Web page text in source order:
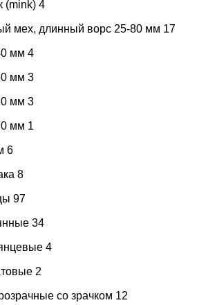
(mink) 4
мех, длинный ворс 25-80 мм 17
мм 4
мм 3
мм 3
мм 1
6
8
97
34
4
2
со зрачком 12